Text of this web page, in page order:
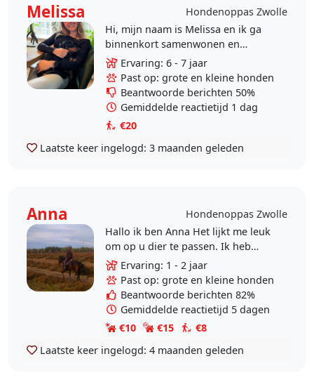
Melissa
Hondenoppas Zwolle
Hi, mijn naam is Melissa en ik ga
binnenkort samenwonen en
daarom verhuizen naar Zwolle!
Vroeger heb ik veel honden in mijn
omgeving gehad en heb ik..
Ervaring: 6 - 7 jaar
Past op: grote en kleine honden
Beantwoorde berichten 50%
Gemiddelde reactietijd 1 dag
€20
Laatste keer ingelogd: 3 maanden geleden
Anna
Hondenoppas Zwolle
Hallo ik ben Anna Het lijkt me leuk
om op u dier te passen. Ik heb
vaker op honden gepast. Het is wel
belangrijk dat die met katten kan.
Als de hond..
Ervaring: 1 - 2 jaar
Past op: grote en kleine honden
Beantwoorde berichten 82%
Gemiddelde reactietijd 5 dagen
€10
€15
€8
Laatste keer ingelogd: 4 maanden geleden